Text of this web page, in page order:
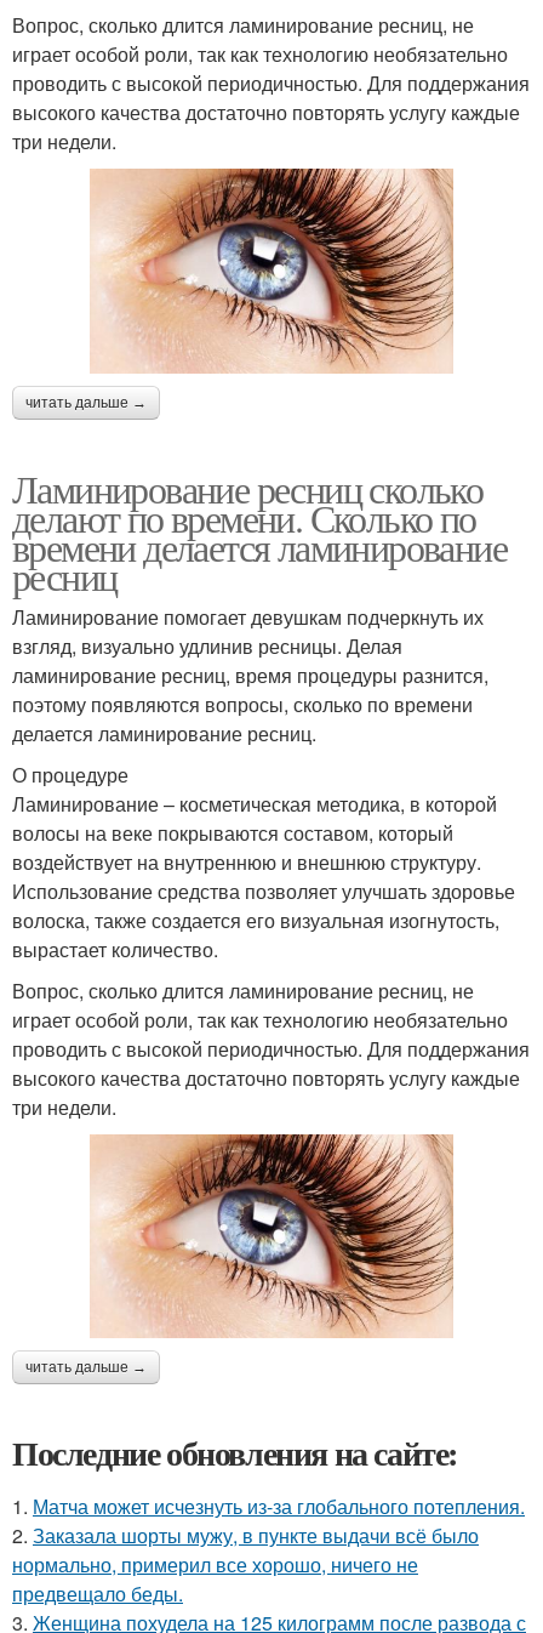
Вопрос, сколько длится ламинирование ресниц, не
играет особой роли, так как технологию необязательно
проводить с высокой периодичностью. Для поддержания
высокого качества достаточно повторять услугу каждые
три недели.
читать дальше →
Ламинирование ресниц сколько
делают по времени. Сколько по
времени делается ламинирование
ресниц
Ламинирование помогает девушкам подчеркнуть их
взгляд, визуально удлинив ресницы. Делая
ламинирование ресниц, время процедуры разнится,
поэтому появляются вопросы, сколько по времени
делается ламинирование ресниц.
О процедуре
Ламинирование – косметическая методика, в которой
волосы на веке покрываются составом, который
воздействует на внутреннюю и внешнюю структуру.
Использование средства позволяет улучшать здоровье
волоска, также создается его визуальная изогнутость,
вырастает количество.
Вопрос, сколько длится ламинирование ресниц, не
играет особой роли, так как технологию необязательно
проводить с высокой периодичностью. Для поддержания
высокого качества достаточно повторять услугу каждые
три недели.
читать дальше →
Последние обновления на сайте:
1. Матча может исчезнуть из-за глобального потепления.
2. Заказала шорты мужу, в пункте выдачи всё было
нормально, примерил все хорошо, ничего не
предвещало беды.
3. Женщина похудела на 125 килограмм после развода с